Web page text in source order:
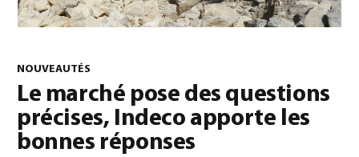
Français(Français)
NOUVEAUTÉS
Le marché pose des questions
précises, Indeco apporte les
bonnes réponses